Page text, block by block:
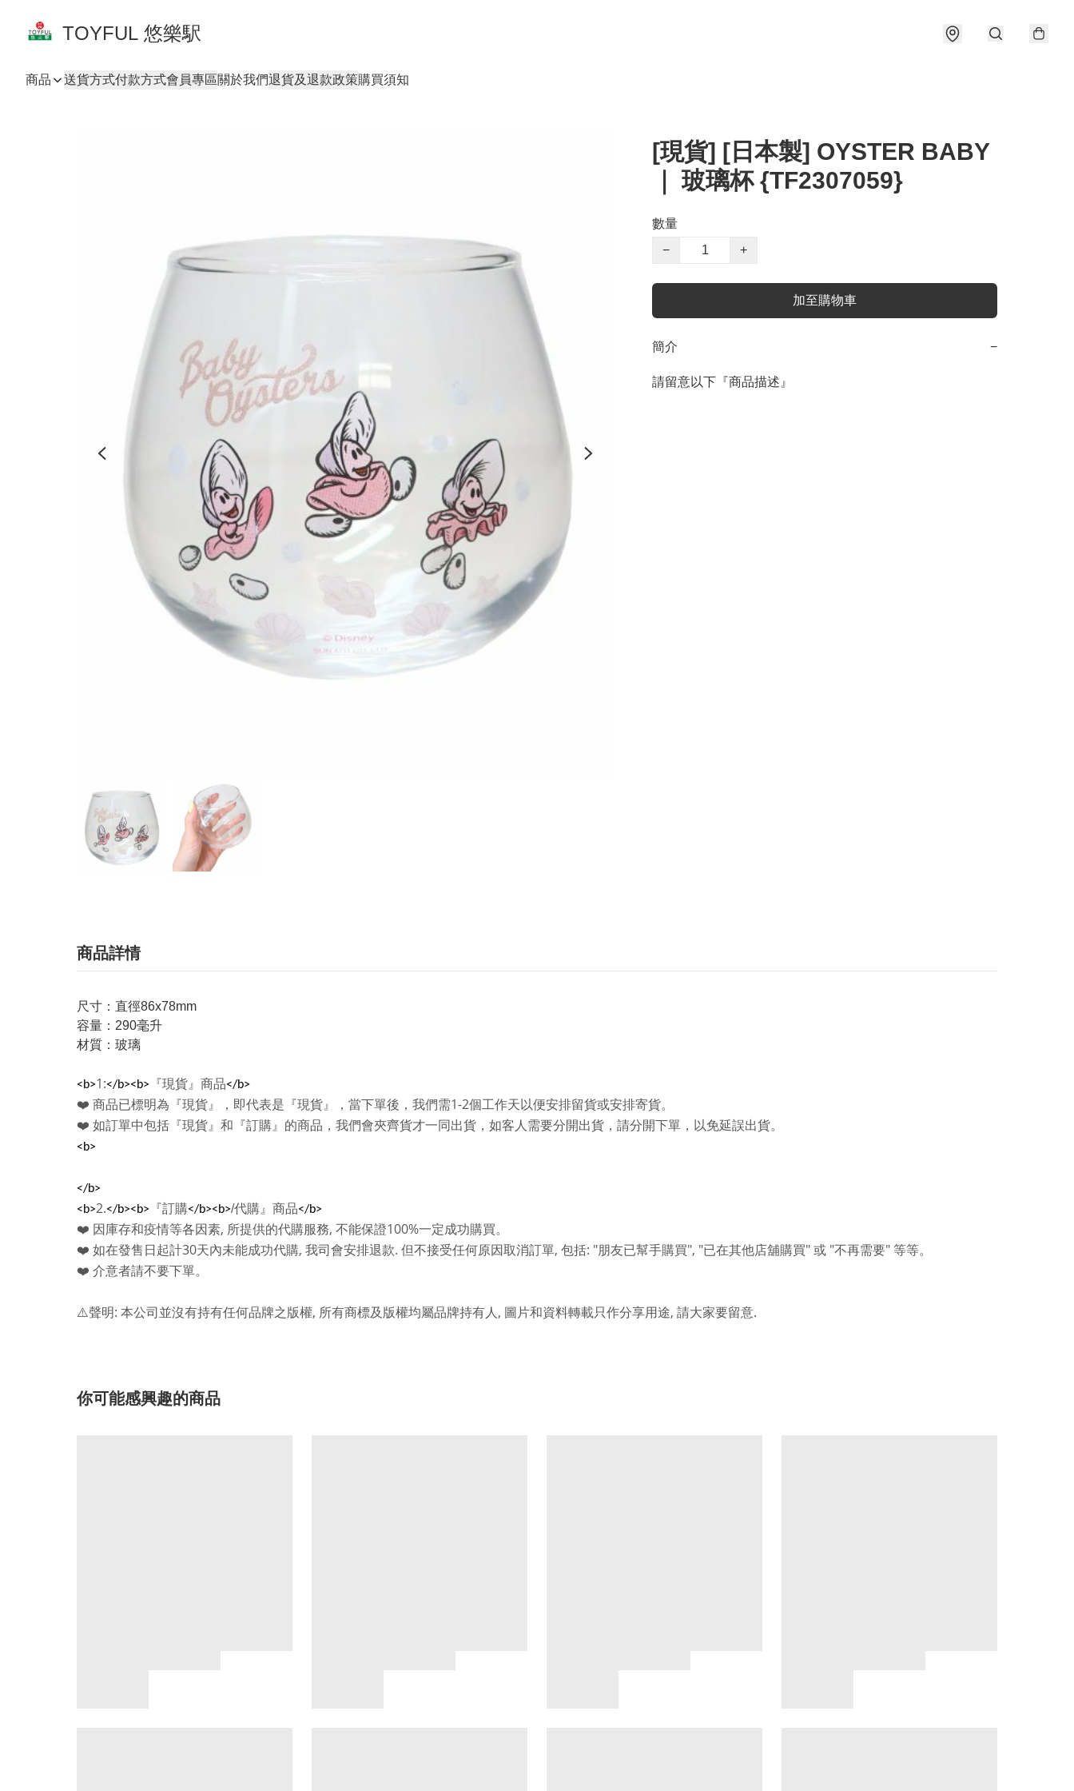
TOYFUL 悠樂駅
商品 送貨方式付款方式會員專區關於我們退貨及退款政策購買須知
[現貨] [日本製] OYSTER BABY
｜ 玻璃杯 {TF2307059}
數量
−
+
加至購物車
簡介 −
請留意以下『商品描述』
商品詳情
尺寸：直徑86x78mm
容量：290毫升
材質：玻璃
<b>1:</b><b> 『現貨』商品</b>
❤️ 商品已標明為『現貨』，即代表是『現貨』，當下單後，我們需1-2個工作天以便安排留貨或安排寄貨。
❤️ 如訂單中包括『現貨』和『訂購』的商品，我們會夾齊貨才一同出貨，如客人需要分開出貨，請分開下單，以免延誤出貨。
<b>
</b>
<b>2.</b><b> 『訂購</b><b>/代購』商品</b>
❤️ 因庫存和疫情等各因素, 所提供的代購服務, 不能保證100%一定成功購買。
❤️ 如在發售日起計30天內未能成功代購, 我司會安排退款. 但不接受任何原因取消訂單, 包括: "朋友已幫手購買", "已在其他店舖購買" 或 "不再需要" 等等。
❤️ 介意者請不要下單。
⚠️聲明: 本公司並沒有持有任何品牌之版權, 所有商標及版權均屬品牌持有人 , 圖片和資料轉載只作分享用途, 請大家要留意.
你可能感興趣的商品